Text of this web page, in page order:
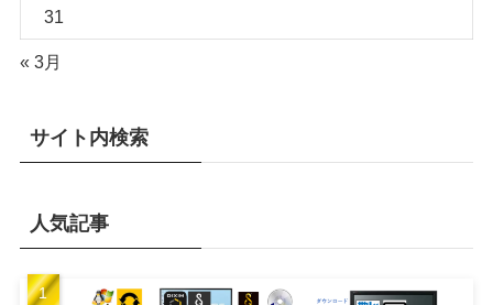
31
« 3月
サイト内検索
人気記事